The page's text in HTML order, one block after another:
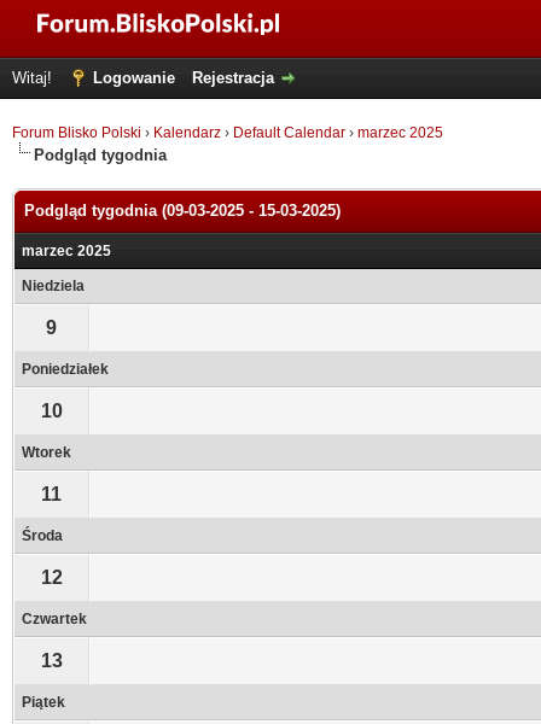
Witaj! Logowanie Rejestracja
Forum Blisko Polski › Kalendarz › Default Calendar › marzec 2025
Podgląd tygodnia
Podgląd tygodnia (09-03-2025 - 15-03-2025)
marzec 2025
Niedziela
9
Poniedziałek
10
Wtorek
11
Środa
12
Czwartek
13
Piątek